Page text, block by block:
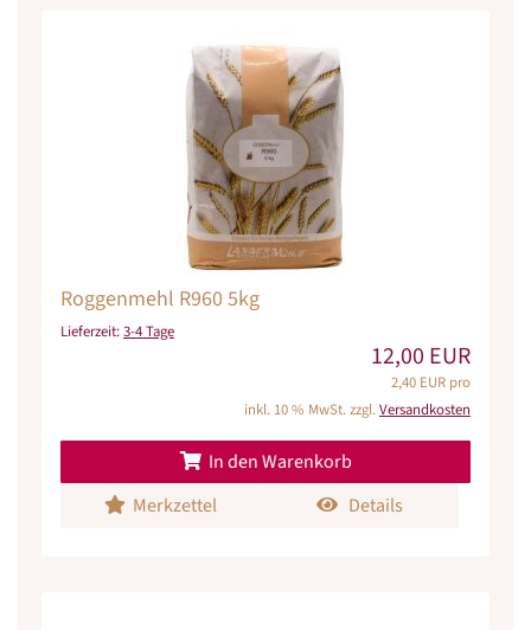
Roggenmehl R960 5kg
Lieferzeit:3-4 Tage
12,00 EUR
2,40 EUR pro
inkl. 10 % MwSt. zzgl.Versandkosten
In den Warenkorb
Merkzettel
Details